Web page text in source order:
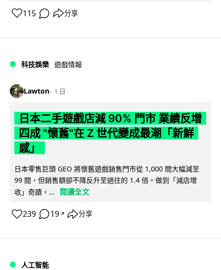
115 分享
科技娛樂 遊戲情報
Lawton 1 日
日本二手遊戲店減 90% 門市 業績反增
四成 "懷舊"在 Z 世代變成最潮「新鮮
感」
日本零售巨頭 GEO 將懷舊遊戲銷售門市從 1,000 間大幅減至
99 間，但銷售額卻不降反升至過往的 1.4 倍。做到「減店增
收」奇蹟，...
閱讀全文
239 19 ↗ 分享
人工智能